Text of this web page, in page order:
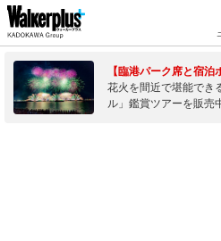
【臨港パーク席と宿泊
花火を間近で堪能でき
ル」鑑賞ツアーを販売